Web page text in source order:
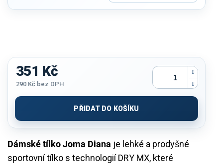
Dámské tílko Joma Diana je lehké a prodyšné
sportovní tílko s technologií DRY MX, které
351 Kč
290 Kč bez DPH
cena:
PŘIDAT DO KOŠÍKU